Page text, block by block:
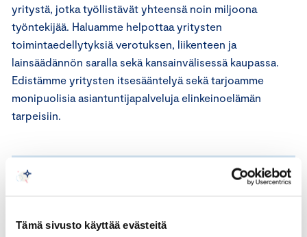
Tämä sivusto käyttää evästeitä
yritystä, jotka työllistävät yhteensä noin miljoona
työntekijää. Haluamme helpottaa yritysten
toimintaedellytyksiä verotuksen, liikenteen ja
lainsäädännön saralla sekä kansainvälisessä kaupassa.
Edistämme yritysten itsesääntelyä sekä tarjoamme
monipuolisia asiantuntijapalveluja elinkeinoelämän
tarpeisiin.
Missio
Kauppakamareiden tavoitteena on vapaa,